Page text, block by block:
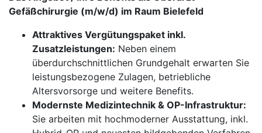
Gefäßchirurgie (m/w/d) im Raum Bielefeld
Attraktives Vergütungspaket inkl.
Zusatzleistungen: Neben einem
überdurchschnittlichen Grundgehalt erwarten Sie
leistungsbezogene Zulagen, betriebliche
Altersvorsorge und weitere Benefits.
Modernste Medizintechnik & OP-Infrastruktur:
Sie arbeiten mit hochmoderner Ausstattung, inkl.